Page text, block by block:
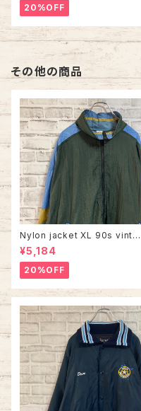
ハーフジップスウェット トレーナ
ー アラスカ お土産モノ vintag
e ヴィンテージ アメリカ USA
古着
20%OFF
その他の商品
Nylon jacket XL 90s vintag
e ナイロンジャケット マルチカラ
ー 切替 ウインドブレーカー レ
トロ 古着
¥5,184
20%OFF